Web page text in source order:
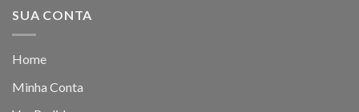
SUA CONTA
Home
Minha Conta